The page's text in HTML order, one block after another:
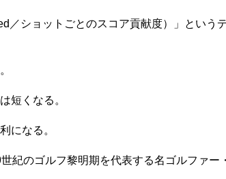
／ショットごとのスコア貢献度）」とい
短くなる。
になる。
紀のゴルフ黎明期を代表する名ゴルファ